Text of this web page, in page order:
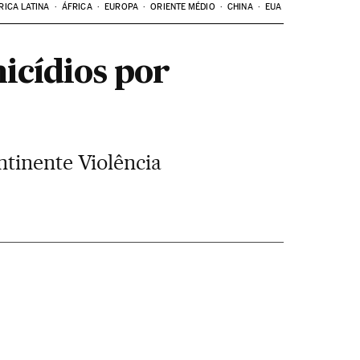
LATINA ÁFRICA EUROPA ORIENTE MÉDIO CHINA EUA
por
Violência